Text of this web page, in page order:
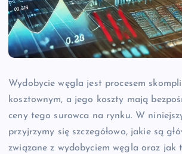
Wydobycie węgla jest procesem
kosztownym, a jego koszty mają
ceny tego surowca na rynku. W
przyjrzymy się szczegółowo, jakie są
związane z wydobyciem węgla oraz jak